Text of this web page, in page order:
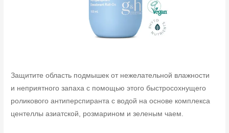
Защитите область подмышек от нежелательной влажности
и неприятного запаха с помощью этого быстросохнущего
роликового антиперспиранта с водой на основе комплекса
центеллы азиатской, розмарином и зеленым чаем.